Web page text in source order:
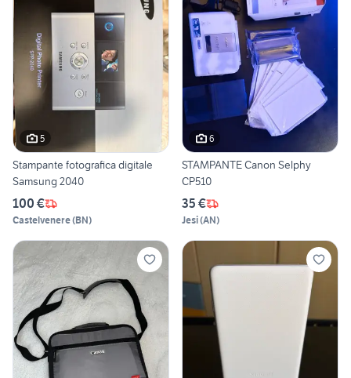
5
Stampante fotografica digitale
Samsung 2040
100 €
Castelvenere(BN)
6
STAMPANTE Canon Selphy
CP510
35 €
Jesi(AN)